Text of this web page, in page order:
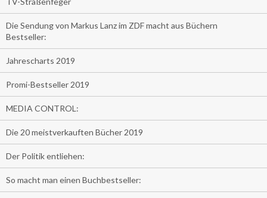
Die Sendung von Markus Lanz im ZDF macht aus Büchern
Bestseller:
Jahrescharts 2019
Promi-Bestseller 2019
MEDIA CONTROL:
Die 20 meistverkauften Bücher 2019
Der Politik entliehen:
So macht man einen Buchbestseller: